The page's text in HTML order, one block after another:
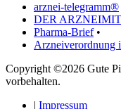
arznei-telegramm®
DER
Pharma-Brief•
Arzneiverordnung
Copyright ©2026 Gute
vorbehalten.
| Impressum